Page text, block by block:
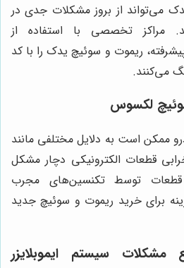
از بروز مشکلات جدی در
مراکز تخصصی با استفاده از
ریموت و سوئیچ یدک را با کد
می‌کنند.
لکسوس
ممکن است به دلایل مختلفی مانند
قطعات الکترونیکی دچار مشکل
قطعات توسط تکنسین‌های مجرب
برای خرید ریموت و سوئیچ جدید
سیستم ایموبلایزر